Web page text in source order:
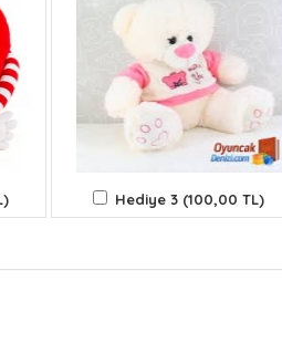
Hediye 3 (100,00 TL)